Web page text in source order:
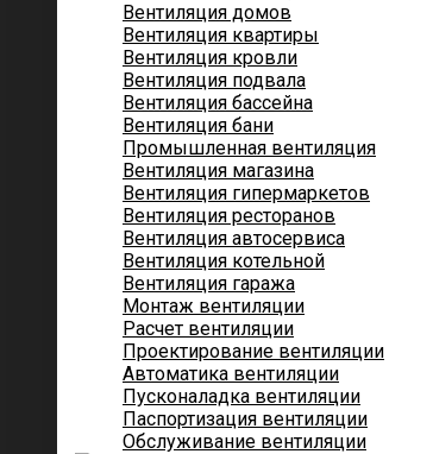
Вентиляция домов
Вентиляция квартиры
Вентиляция кровли
Вентиляция подвала
Вентиляция бассейна
Вентиляция бани
Промышленная вентиляция
Вентиляция магазина
Вентиляция гипермаркетов
Вентиляция ресторанов
Вентиляция автосервиса
Вентиляция котельной
Вентиляция гаража
Монтаж вентиляции
Расчет вентиляции
Проектирование вентиляции
Автоматика вентиляции
Пусконаладка вентиляции
Паспортизация вентиляции
Обслуживание вентиляции